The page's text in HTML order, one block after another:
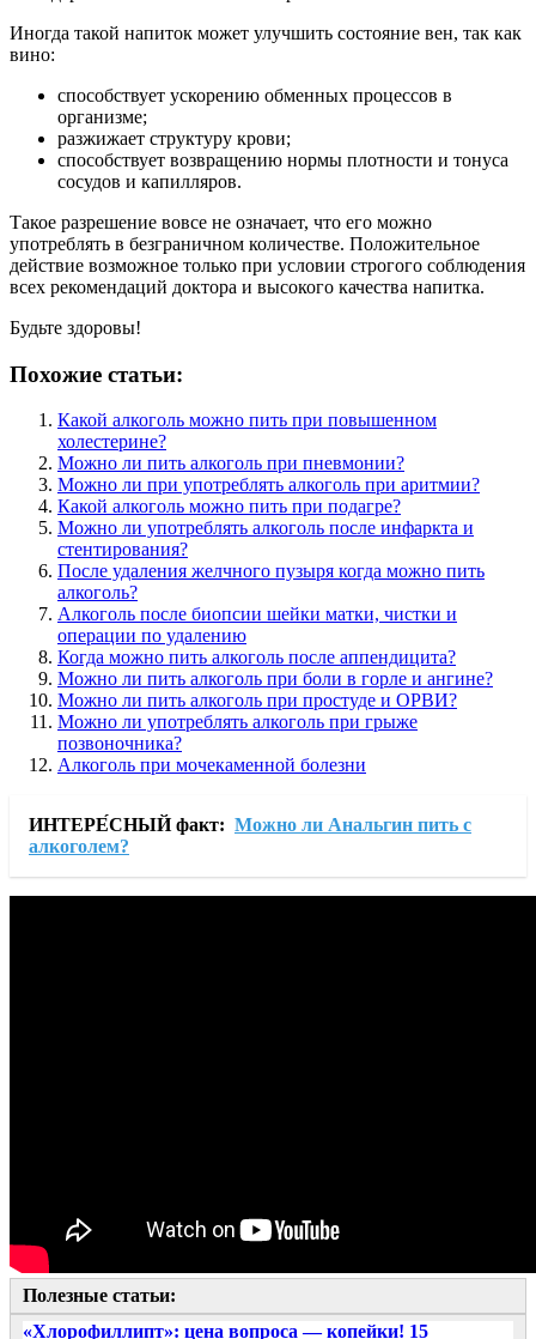
Иногда такой напиток может улучшить состояние вен, так как
вино:
способствует ускорению обменных процессов в
организме;
разжижает структуру крови;
способствует возвращению нормы плотности и тонуса
сосудов и капилляров.
Такое разрешение вовсе не означает, что его можно
употреблять в безграничном количестве. Положительное
действие возможное только при условии строгого соблюдения
всех рекомендаций доктора и высокого качества напитка.
Будьте здоровы!
Похожие статьи:
Какой алкоголь можно пить при повышенном
холестерине?
Можно ли пить алкоголь при пневмонии?
Можно ли при употреблять алкоголь при аритмии?
Какой алкоголь можно пить при подагре?
Можно ли употреблять алкоголь после инфаркта и
стентирования?
После удаления желчного пузыря когда можно пить
алкоголь?
Алкоголь после биопсии шейки матки, чистки и
операции по удалению
Когда можно пить алкоголь после аппендицита?
Можно ли пить алкоголь при боли в горле и ангине?
Можно ли пить алкоголь при простуде и ОРВИ?
Можно ли употреблять алкоголь при грыже
позвоночника?
Алкоголь при мочекаменной болезни
ИНТЕРЕ́СНЫЙ факт: Можно ли Анальгин пить с
алкоголем?
Полезные статьи:
«Хлорофиллипт»: цена вопроса — копейки! 15